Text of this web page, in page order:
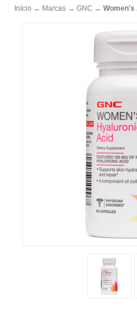
Início → Marcas → GNC → Women's